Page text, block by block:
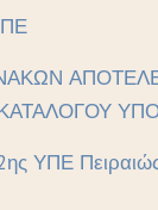
ΥΠΕ